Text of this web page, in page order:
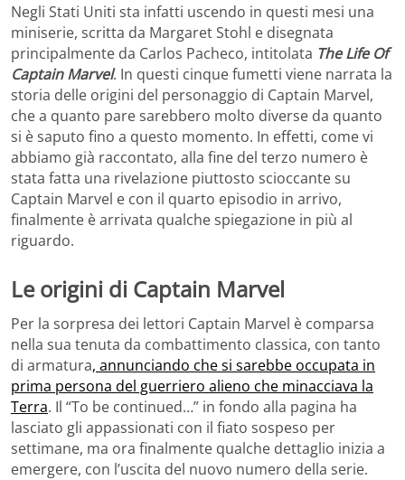
Negli Stati Uniti sta infatti uscendo in questi mesi una
miniserie, scritta da Margaret Stohl e disegnata
principalmente da Carlos Pacheco, intitolata The Life Of
Captain Marvel. In questi cinque fumetti viene narrata la
storia delle origini del personaggio di Captain Marvel,
che a quanto pare sarebbero molto diverse da quanto
si è saputo fino a questo momento. In effetti, come vi
abbiamo già raccontato, alla fine del terzo numero è
stata fatta una rivelazione piuttosto scioccante su
Captain Marvel e con il quarto episodio in arrivo,
finalmente è arrivata qualche spiegazione in più al
riguardo.
Le origini di Captain Marvel
Per la sorpresa dei lettori Captain Marvel è comparsa
nella sua tenuta da combattimento classica, con tanto
di armatura, annunciando che si sarebbe occupata in
prima persona del guerriero alieno che minacciava la
Terra. Il “To be continued…” in fondo alla pagina ha
lasciato gli appassionati con il fiato sospeso per
settimane, ma ora finalmente qualche dettaglio inizia a
emergere, con l’uscita del nuovo numero della serie.